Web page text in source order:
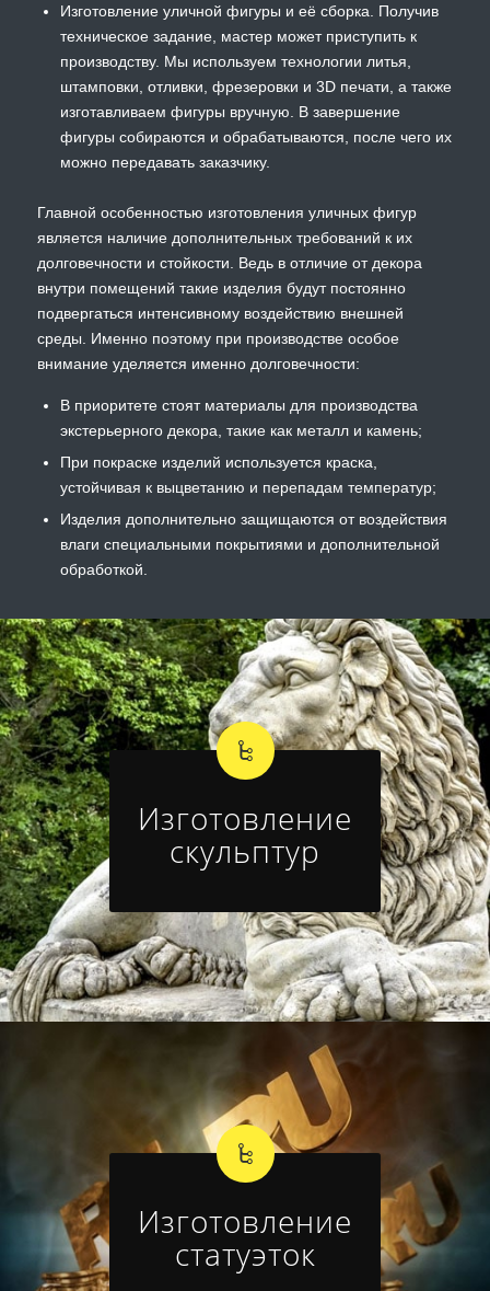
Изготовление уличной фигуры и её сборка. Получив
техническое задание, мастер может приступить к
производству. Мы используем технологии литья,
штамповки, отливки, фрезеровки и 3D печати, а также
изготавливаем фигуры вручную. В завершение
фигуры собираются и обрабатываются, после чего их
можно передавать заказчику.
Главной особенностью изготовления уличных фигур
является наличие дополнительных требований к их
долговечности и стойкости. Ведь в отличие от декора
внутри помещений такие изделия будут постоянно
подвергаться интенсивному воздействию внешней
среды. Именно поэтому при производстве особое
внимание уделяется именно долговечности:
В приоритете стоят материалы для производства
экстерьерного декора, такие как металл и камень;
При покраске изделий используется краска,
устойчивая к выцветанию и перепадам температур;
Изделия дополнительно защищаются от воздействия
влаги специальными покрытиями и дополнительной
обработкой.
Изготовление
скульптур
Изготовление
статуэток